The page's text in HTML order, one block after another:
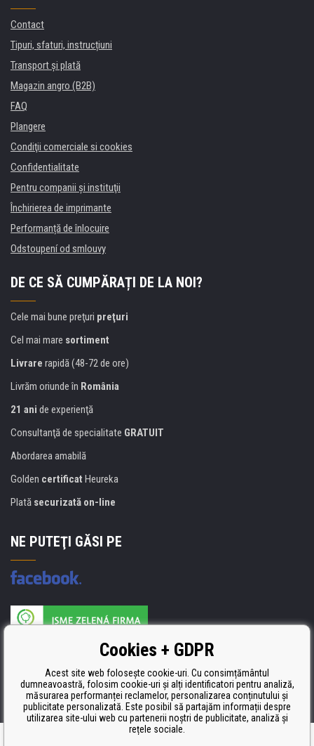
Contact
Tipuri, sfaturi, instrucțiuni
Transport şi plată
Magazin angro (B2B)
FAQ
Plangere
Condiţii comerciale si cookies
Confidentialitate
Pentru companii și instituţii
Închirierea de imprimante
Performanță de înlocuire
Odstoupení od smlouvy
DE CE SĂ CUMPĂRAȚI DE LA NOI?
Cele mai bune preţuri preţuri
Cel mai mare sortiment
Livrare rapidă (48-72 de ore)
Livrăm oriunde în România
21 ani de experienţă
Consultanţă de specialitate GRATUIT
Abordarea amabilă
Golden certificat Heureka
Plată securizată on-line
NE PUTEŢI GĂSI PE
Producătorul umpluturii de rezervă este certificat
ISO 9001, ISO 14001 şi STMC.Cookies + GDPR
Acest site web folosește cookie-uri. Cu consimțământul
dumneavoastră, folosim cookie-uri și alți identificatori pentru analiză,
măsurarea performanței reclamelor, personalizarea conținutului și
publicitate personalizată. Este posibil să partajăm informații despre
utilizarea site-ului web cu partenerii noștri de publicitate, analiză și
rețele sociale.